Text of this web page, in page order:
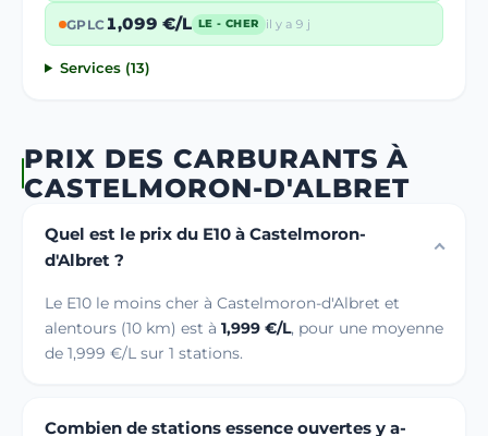
GPLC1,099 €/L LE - CHER il y a 9 j
Services (13)
PRIX DES CARBURANTS À
CASTELMORON-D'ALBRET
Quel est le prix du E10 à Castelmoron-
d'Albret ?
Le E10 le moins cher à Castelmoron-d'Albret et
alentours (10 km) est à 1,999 €/L, pour une moyenne
de 1,999 €/L sur 1 stations.
Combien de stations essence ouvertes y a-